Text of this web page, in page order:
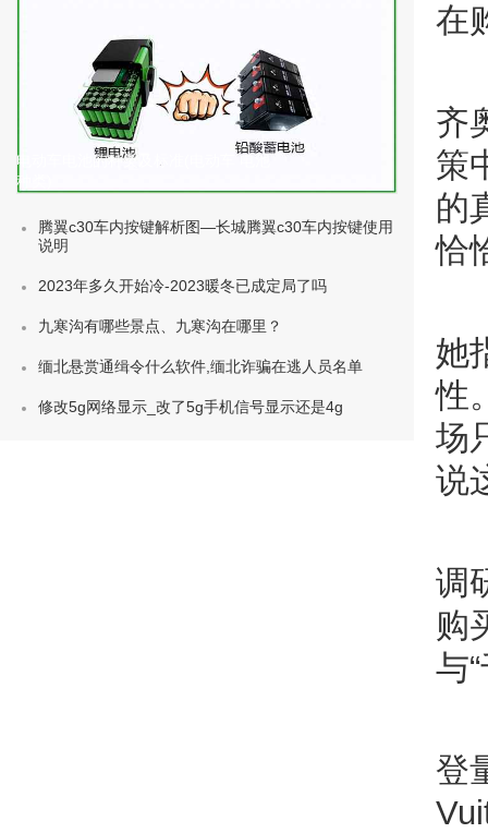
在
齐
策
的
恰
她
性
场
说
调
购
与
登
电动车电池的种类及标准(电动车 电池
种类)
腾翼c30车内按键解析图—长城腾翼c30车内按键使用
说明
2023年多久开始冷-2023暖冬已成定局了吗
九寒沟有哪些景点、九寒沟在哪里？
缅北悬赏通缉令什么软件,缅北诈骗在逃人员名单
修改5g网络显示_改了5g手机信号显示还是4g